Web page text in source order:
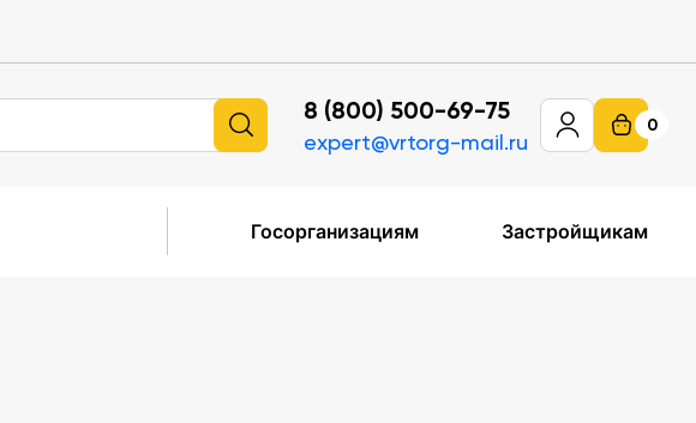
8 (800) 500-69-75
expert@vrtorg-mail.ru
0
Госорганизациям Застройщикам